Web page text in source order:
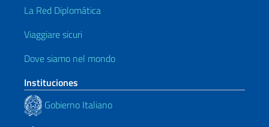
La Red Diplomática
Viaggiare sicuri
Dove siamo nel mondo
Instituciones
Gobierno Italiano